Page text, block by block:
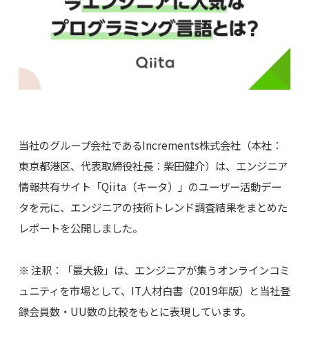
当社のグループ会社であるIncrements株式会社（本社：
東京都港区、代表取締役社長：柴田健介）は、エンジニア
情報共有サイト「Qiita（キータ）」のユーザー活動デー
タを元に、エンジニアの技術トレンド調査結果をまとめた
レポートを公開しました。
※ 注釈：「最大級」は、エンジニアが集うオンラインコミ
ュニティを市場として、IT人材白書（2019年版）と当社登
録会員数・UU数の比較をもとに表現しています。